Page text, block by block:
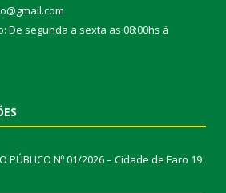
De segunda a sexta as 08:00hs à
PÚBLICO Nº 01/2026 – Cidade de Faro 19